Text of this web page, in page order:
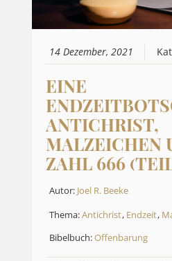
14 Dezember, 2021
EINE
ANTICHRIST,
MALZEICHEN
ZAHL 666
Autor: Joel R. Beeke
Thema:Antichrist, Endzeit,
Bibelbuch:Offenbarung